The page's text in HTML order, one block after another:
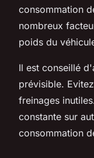
consommation
nombreux
poids du
Il est conseillé
prévisible.
freinages
constante sur
consommation